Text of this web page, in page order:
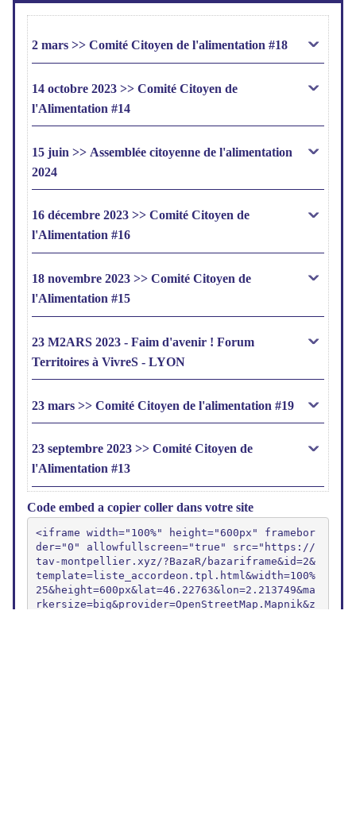
Code embed a copier coller dans votre site
<iframe width="100%" height="600px" framebor
der="0" allowfullscreen="true" src="https://
tav-montpellier.xyz/?BazaR/bazariframe&id=2&
template=liste_accordeon.tpl.html&width=100%
25&height=600px&lat=46.22763&lon=2.213749&ma
rkersize=big&provider=OpenStreetMap.Mapnik&z